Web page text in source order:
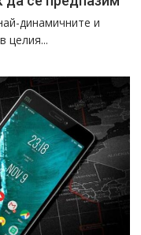
динамичните и
целия...